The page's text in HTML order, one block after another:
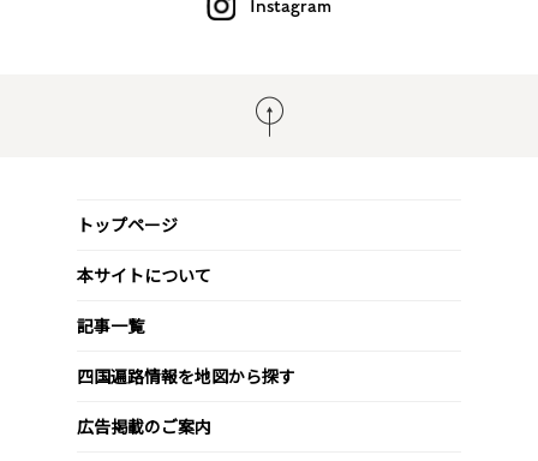
Instagram
トップページ
本サイトについて
記事一覧
四国遍路情報を地図から探す
広告掲載のご案内